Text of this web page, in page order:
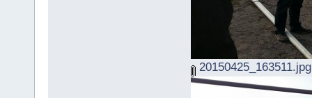
20150425_163511.jpg